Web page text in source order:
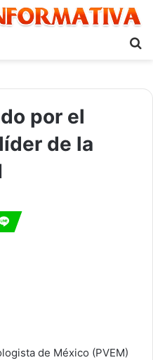
por el
de la
de México (PVEM)